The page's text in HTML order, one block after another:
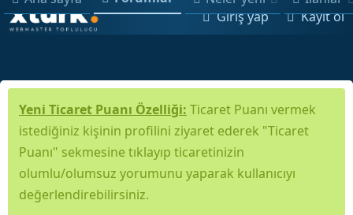
Giriş yap Kayıt ol
Yeni Ticaret Puanı Özelliği: Ticaret Puanı vermek
istediğiniz kişinin profilini ziyaret ederek "Ticaret
Puanı" sekmesine tıklayıp ticaretinizin
olumlu/olumsuz yorumunu yaparak kullanıcıyı
değerlendirebilirsiniz.